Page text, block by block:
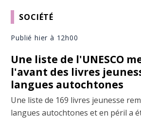
SOCIÉTÉ
Publié hier à 12h00
Une liste de l'UNESCO
l'avant des livres
langues autochtones
Une liste de 169 livres jeunesse
langues autochtones et en péril a